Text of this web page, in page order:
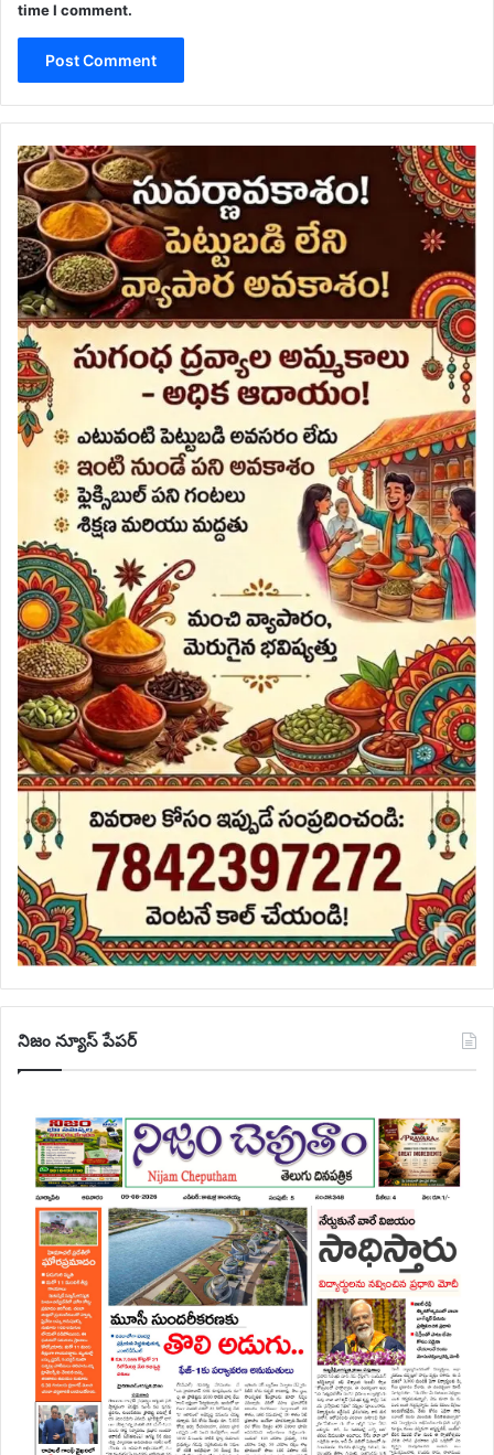
time I comment.
నిజం న్యూస్ పేపర్